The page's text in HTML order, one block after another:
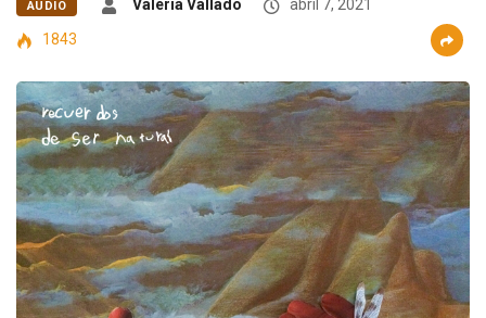
AUDIO Valeria Vallado
abril 7, 2021
1843